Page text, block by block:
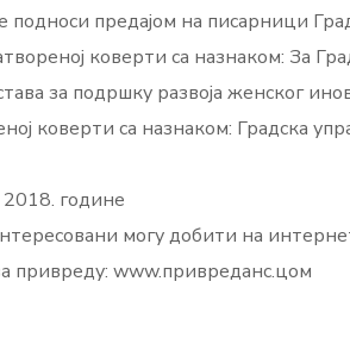
предајом на писарници
коверти са назнаком: За
за подршку развоја женског
коверти са назнаком: Градска
године
могу добити на
привреду: www.привреданс.цом